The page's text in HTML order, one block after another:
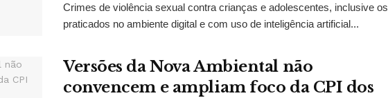
Crimes de violência sexual contra crianças e adolescentes, inclusive os
praticados no ambiente digital e com uso de inteligência artificial...
Versões da Nova Ambiental não
convencem e ampliam foco da CPI dos